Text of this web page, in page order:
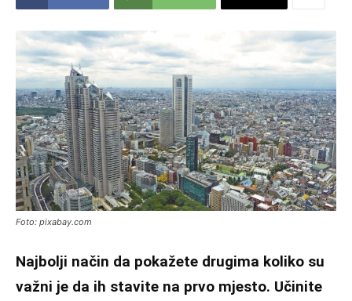
Foto: pixabay.com
Najbolji način da pokažete drugima koliko su
važni je da ih stavite na prvo mjesto. Učinite